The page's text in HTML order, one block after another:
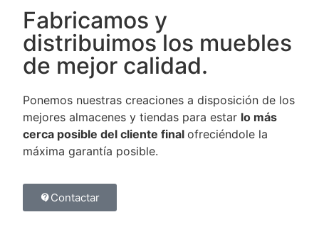
Fabricamos y
distribuimos los muebles
de mejor calidad.
Ponemos nuestras creaciones a disposición de los
mejores almacenes y tiendas para estar lo más
cerca posible del cliente final ofreciéndole la
máxima garantía posible.
Contactar